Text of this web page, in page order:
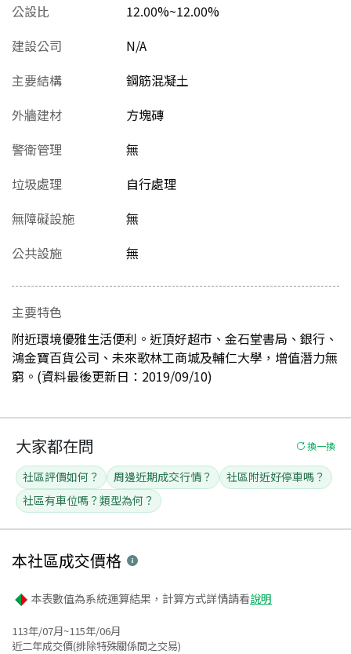
公設比
12.00%~12.00%
建設公司
N/A
主要結構
鋼筋混凝土
外牆建材
方塊磚
警衛管理
無
垃圾處理
自行處理
無障礙設施
無
公共設施
無
主要特色
附近環境優雅生活便利。近頂好超市、金石堂書局、銀行、
鴻金寶百貨公司、未來歌林工商城及輔仁大學，增值潛力無
窮。(資料最後更新日：2019/09/10)
大家都在問 換一換
社區評價如何？ 周邊近期成交行情？
社區附近好停車嗎？
社區有車位嗎？類型為何？
本社區成交價格
本表數值為系統運算結果，計算方式詳情請看說明
113年/07月~115年/06月
近二年成交價(排除特殊關係間之交易)